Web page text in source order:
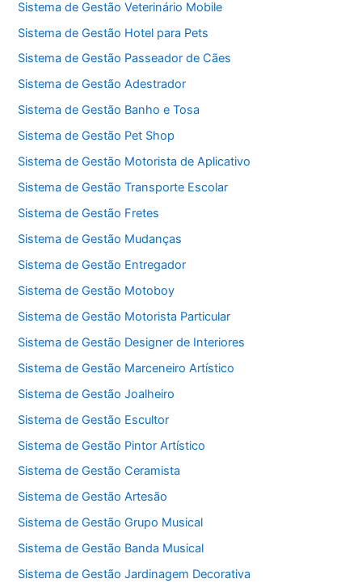
Sistema de Gestão Veterinário Mobile
Sistema de Gestão Hotel para Pets
Sistema de Gestão Passeador de Cães
Sistema de Gestão Adestrador
Sistema de Gestão Banho e Tosa
Sistema de Gestão Pet Shop
Sistema de Gestão Motorista de Aplicativo
Sistema de Gestão Transporte Escolar
Sistema de Gestão Fretes
Sistema de Gestão Mudanças
Sistema de Gestão Entregador
Sistema de Gestão Motoboy
Sistema de Gestão Motorista Particular
Sistema de Gestão Designer de Interiores
Sistema de Gestão Marceneiro Artístico
Sistema de Gestão Joalheiro
Sistema de Gestão Escultor
Sistema de Gestão Pintor Artístico
Sistema de Gestão Ceramista
Sistema de Gestão Artesão
Sistema de Gestão Grupo Musical
Sistema de Gestão Banda Musical
Sistema de Gestão Jardinagem Decorativa